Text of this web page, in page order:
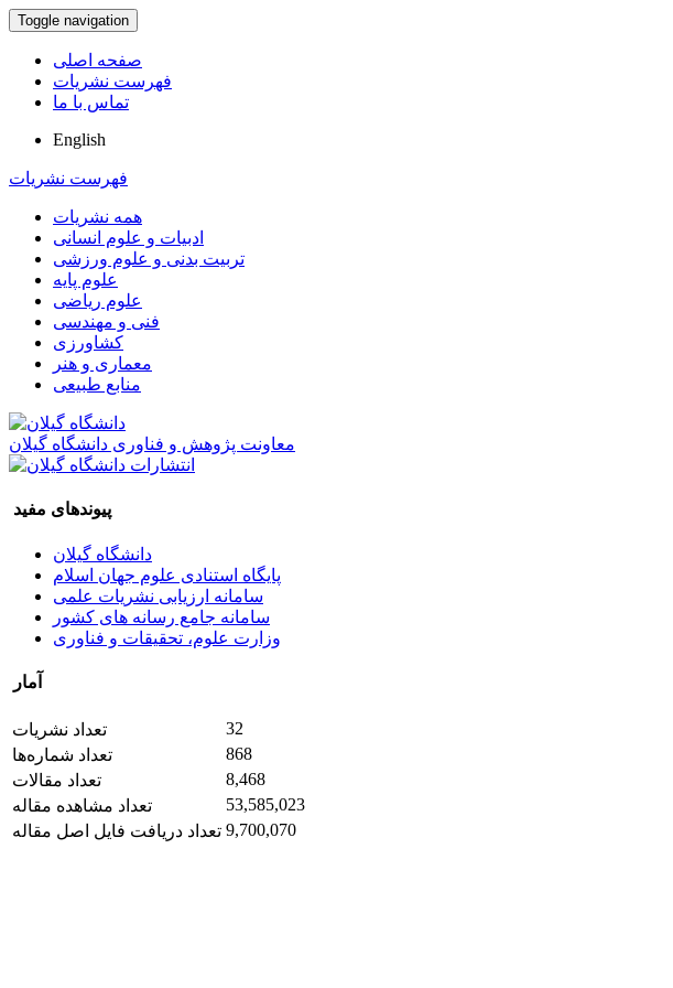
Toggle navigation
صفحه اصلی
فهرست نشریات
تماس با ما
English
فهرست نشریات
همه نشریات
ادبیات و علوم انسانی
تربیت بدنی و علوم ورزشی
علوم پایه
علوم ریاضی
فنی و مهندسی
کشاورزی
معماری و هنر
منابع طبیعی
معاونت پژوهش و فناوری دانشگاه گیلان
پیوندهای مفید
دانشگاه گیلان
پایگاه استنادی علوم جهان اسلام
سامانه ارزیابی نشریات علمی
سامانه جامع رسانه های کشور
وزارت علوم، تحقیقات و فناوری
آمار
تعداد نشریات
32
تعداد شماره‌ها
868
تعداد مقالات
8,468
تعداد مشاهده مقاله
53,585,023
تعداد دریافت فایل اصل مقاله 9,700,070